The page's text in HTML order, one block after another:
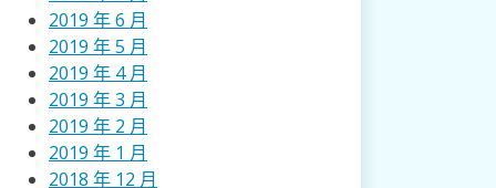
2019 年 6 月
2019 年 5 月
2019 年 4 月
2019 年 3 月
2019 年 2 月
2019 年 1 月
2018 年 12 月